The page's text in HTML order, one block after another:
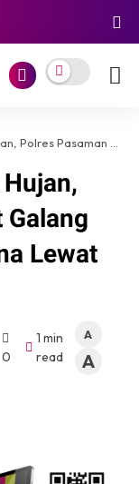
Korban Bencana Lewat Ajang Motocross
Galang
Lewat
0
1 min
read
A
A